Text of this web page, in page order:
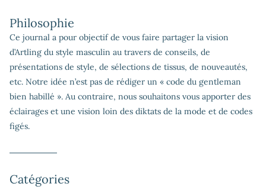
Philosophie
Ce journal a pour objectif de vous faire partager la vision
d’Artling du style masculin au travers de conseils, de
présentations de style, de sélections de tissus, de nouveautés,
etc. Notre idée n’est pas de rédiger un « code du gentleman
bien habillé ». Au contraire, nous souhaitons vous apporter des
éclairages et une vision loin des diktats de la mode et de codes
figés.
Catégories